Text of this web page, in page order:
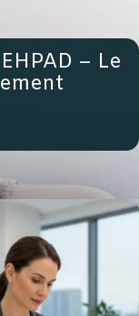
– Le